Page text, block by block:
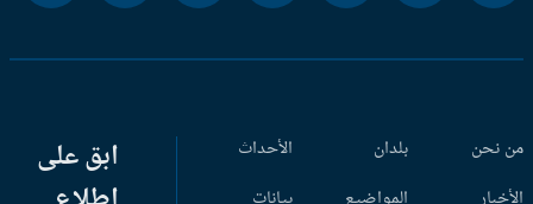
نحن
بلدان
الأحداث
ابق على